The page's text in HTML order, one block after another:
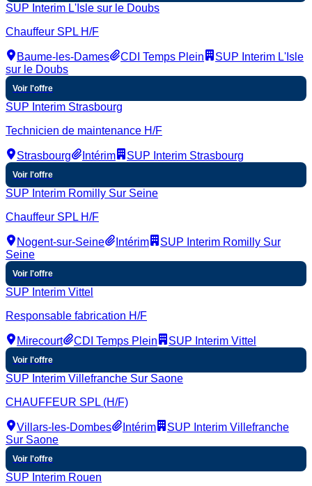
SUP Interim L'Isle sur le Doubs
Chauffeur SPL H/F
Baume-les-Dames CDI Temps Plein
SUP Interim L'Isle
sur le Doubs
Voir l'offre
SUP Interim Strasbourg
Technicien de maintenance H/F
Strasbourg Intérim SUP Interim Strasbourg
Voir l'offre
SUP Interim Romilly Sur Seine
Chauffeur SPL H/F
Nogent-sur-Seine Intérim
SUP Interim Romilly Sur
Seine
Voir l'offre
SUP Interim Vittel
Responsable fabrication H/F
Mirecourt CDI Temps Plein SUP Interim Vittel
Voir l'offre
SUP Interim Villefranche Sur Saone
CHAUFFEUR SPL (H/F)
Villars-les-Dombes Intérim
SUP Interim Villefranche
Sur Saone
Voir l'offre
SUP Interim Rouen